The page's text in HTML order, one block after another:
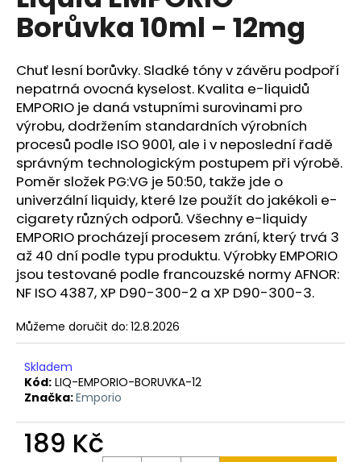
0,0
hvězdiček.
Borůvka 10ml - 12mg
Chuť lesní borůvky. Sladké tóny v závěru podpoří
nepatrná ovocná kyselost. Kvalita e-liquidů
EMPORIO je daná vstupními surovinami pro
výrobu, dodržením standardních výrobních
procesů podle ISO 9001, ale i v neposlední řadě
správným technologickým postupem při výrobě.
Poměr složek PG:VG je 50:50, takže jde o
univerzální liquidy, které lze použít do jakékoli e-
cigarety různých odporů. Všechny e-liquidy
EMPORIO procházejí procesem zrání, který trvá 3
až 40 dní podle typu produktu. Výrobky EMPORIO
jsou testované podle francouzské normy AFNOR:
NF ISO 4387, XP D90-300-2 a XP D90-300-3.
Můžeme doručit do: 12.8.2026
Skladem
Kód: LIQ-EMPORIO-BORUVKA-12
Značka:Emporio
189 Kč
a
j
í
t
?
HLEDAT
D
o
p
r
u
č
u
e
m